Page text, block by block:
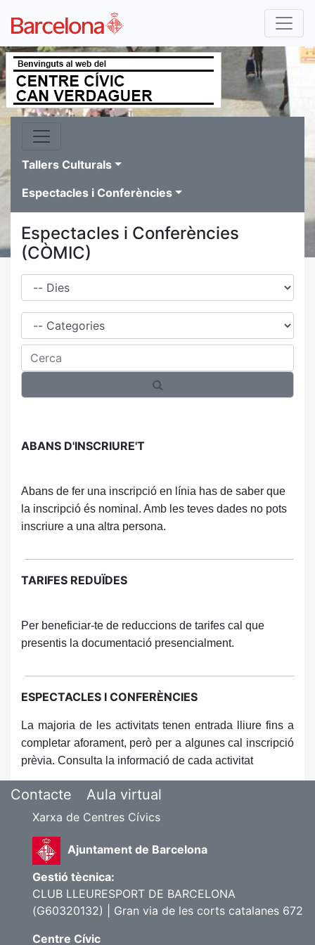
Tallers Culturals
Espectacles i Conferències
Espectacles i Conferències
(CÒMIC)
Dies
Família
Cerca
ABANS D'INSCRIURE'T
Abans de fer una inscripció en línia has de saber que
la inscripció és nominal. Amb les teves dades no pots
inscriure a una altra persona.
TARIFES REDUÏDES
Per beneficiar-te de reduccions de tarifes cal que
presentis la documentació presencialment.
ESPECTACLES I CONFERÈNCIES
La majoria de les activitats tenen entrada lliure fins a
completar aforament, però per a algunes cal inscripció
prèvia. Consulta la informació de cada activitat
Contacte Aula virtual
Xarxa de Centres Cívics
Ajuntament de Barcelona
Gestió tècnica:
CLUB LLEURESPORT DE BARCELONA
(G60320132) | Gran via de les corts catalanes 672
Centre Cívic